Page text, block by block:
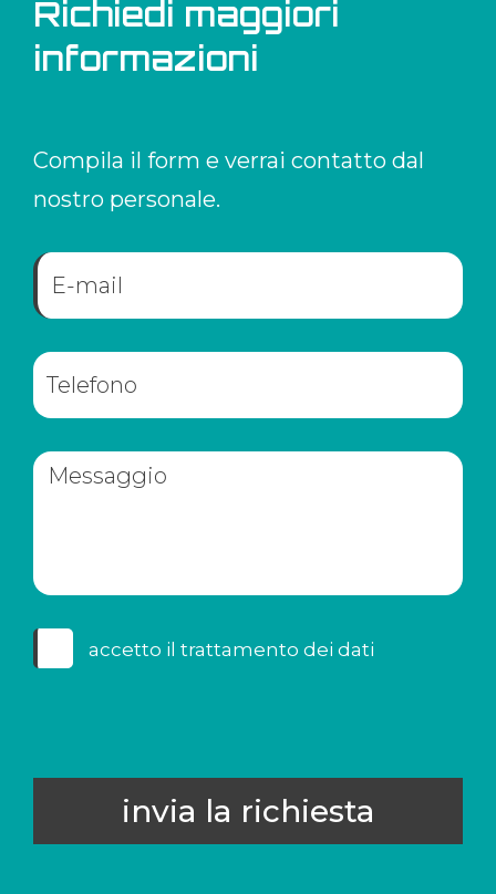
Richiedi maggiori
informazioni
Compila il form e verrai contatto dal
nostro personale.
accetto il trattamento dei dati
invia la richiesta